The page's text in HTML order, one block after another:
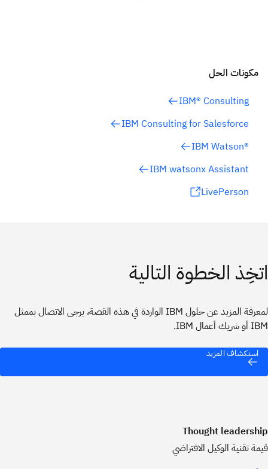
مكونات الحل
IBM® Consulting
IBM Consulting for Salesforce
®IBM Watson
IBM watsonx Assistant
LivePerson
اتخِذ الخطوة التالية
لمعرفة المزيد عن حلول IBM الواردة في هذه القصة، يرجى الاتصال بممثل
IBM أو شريك أعمال IBM.
استكشاف المزيد
Thought leadership
قيمة تقنية الوكيل الافتراضي